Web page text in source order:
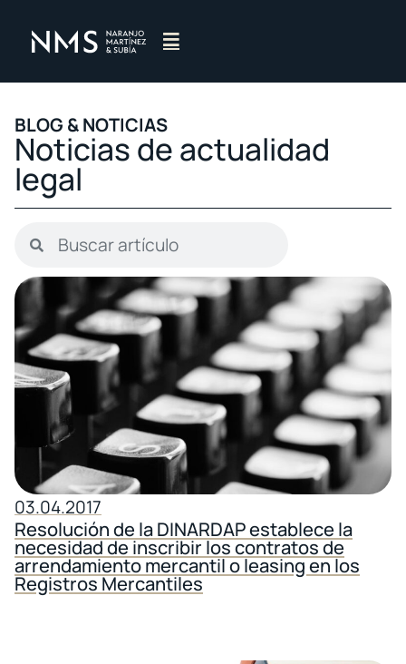
BLOG & NOTICIAS​
Noticias de actualidad
legal
03.04.2017
Resolución de la DINARDAP establece la
necesidad de inscribir los contratos de
arrendamiento mercantil o leasing en los
Registros Mercantiles